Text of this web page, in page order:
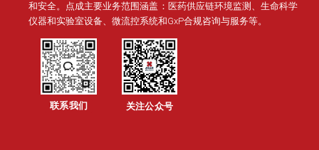
和安全。点成主要业务范围涵盖：医药供应链环境监测、生命科学
仪器和实验室设备、微流控系统和GxP合规咨询与服务等。
联系我们 关注公众号